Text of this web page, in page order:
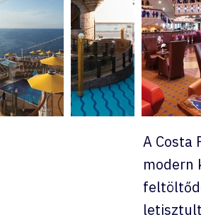
A Costa
modern